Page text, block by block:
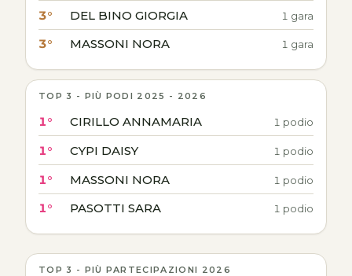
3° DEL BINO GIORGIA 1 gara
3° MASSONI NORA 1 gara
TOP 3 - PIÙ PODI 2025 - 2026
1° CIRILLO ANNAMARIA 1 podio
1° CYPI DAISY 1 podio
1° MASSONI NORA 1 podio
1° PASOTTI SARA 1 podio
TOP 3 - PIÙ PARTECIPAZIONI 2026